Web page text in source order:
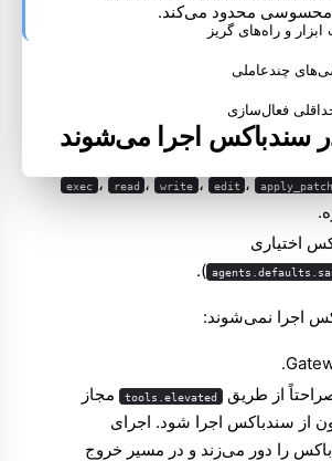
محسوسی محدود می‌کند.
سندباکس اجرا می‌شوند
exec ، read ، write ، edit ، apply_patch
اختیاری
).
اجرا نمی‌شوند:
از طریق
tools.elevated مجاز
از سندباکس اجرا شود. اجرای
را دور می‌زند و در مسیر خروج
و راه‌های گریز
چندعاملی
فعال‌سازی